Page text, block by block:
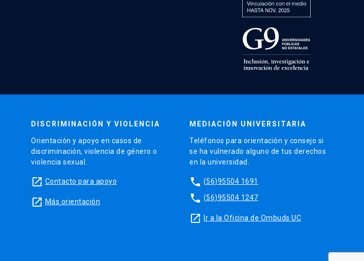
DISCRIMINACIÓN Y VIOLENCIA
Orientación y apoyo en casos de
discriminación, violencia de género o
violencia sexual.
launch Contacto para apoyo
launch Más orientación
MEDIACIÓN UNIVERSITARIA
Teléfonos para orientación y consejo si
se ha vulnerado alguno de tus derechos
en la universidad.
phone (56)95504 1691
phone (56)95504 1247
launch Ir a la Oficina de Ombuds UC